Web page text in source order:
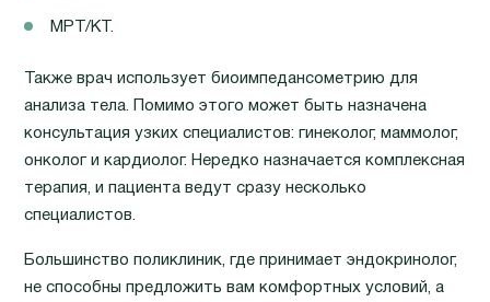
МРТ/КТ.
Также врач использует биоимпедансометрию для
анализа тела. Помимо этого может быть назначена
консультация узких специалистов: гинеколог, маммолог,
онколог и кардиолог. Нередко назначается комплексная
терапия, и пациента ведут сразу несколько
специалистов.
Большинство поликлиник, где принимает эндокринолог,
не способны предложить вам комфортных условий, а